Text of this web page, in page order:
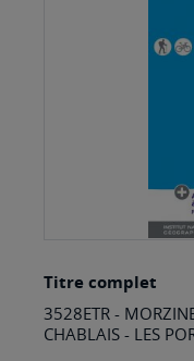
to
the
Titre complet
3528ETR -
CHABLAIS - LES